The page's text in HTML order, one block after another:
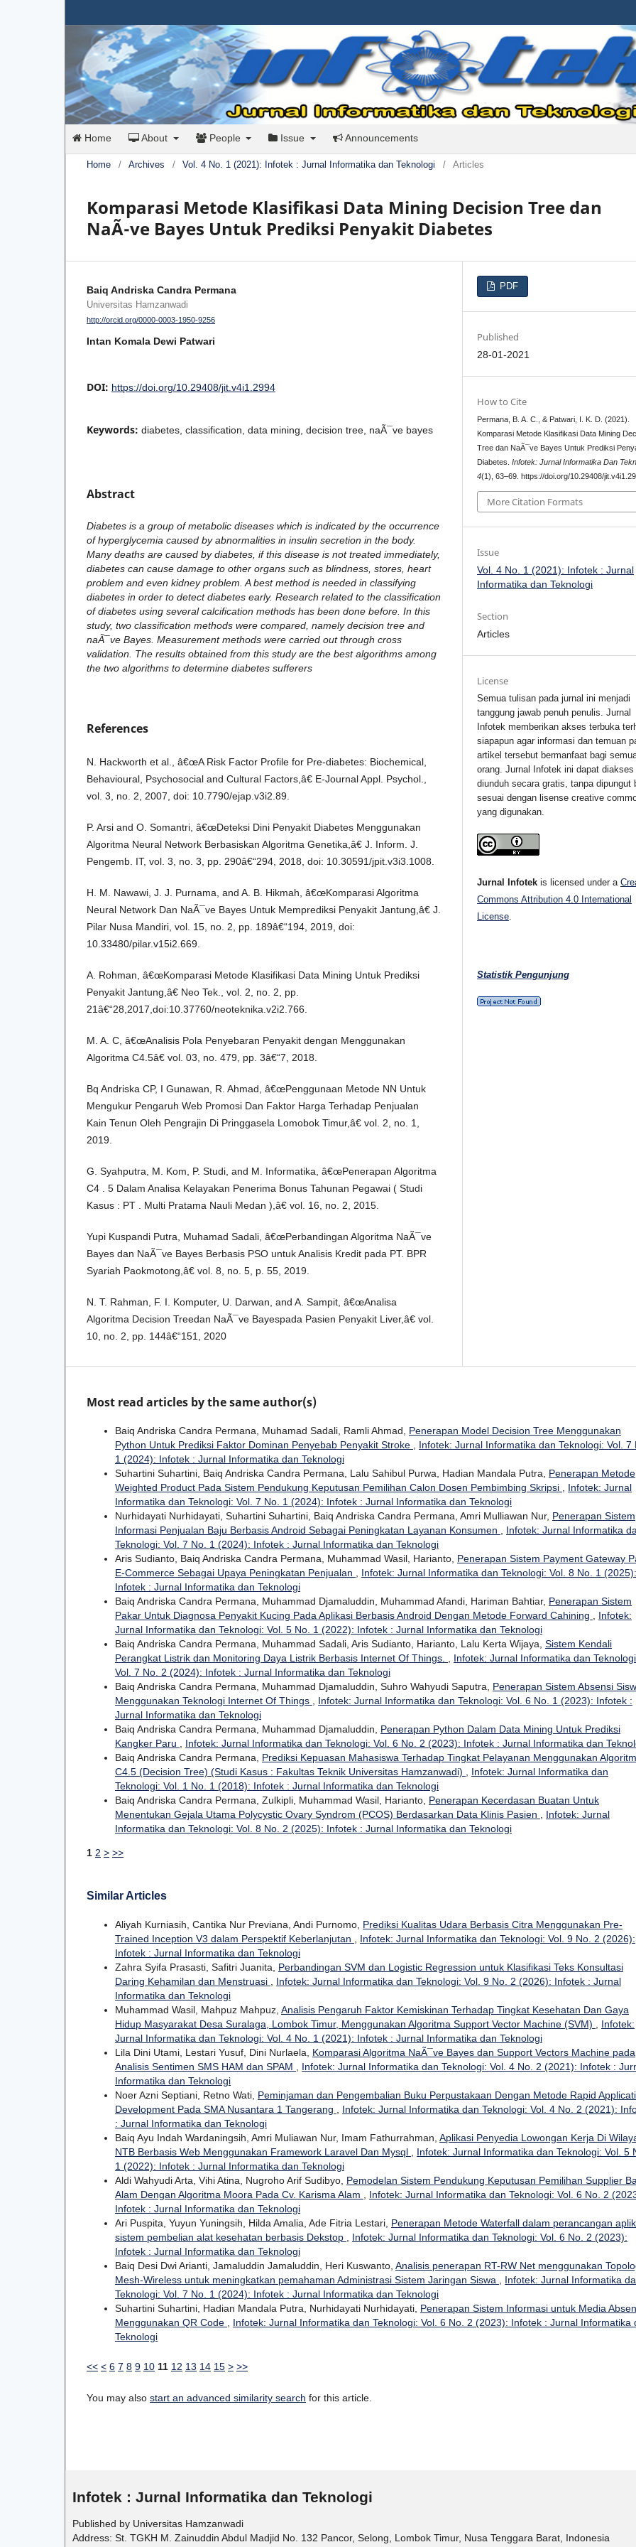
Home About People Issue Announcements
Home / Archives / Vol. 4 No. 1 (2021): Infotek : Jurnal Informatika dan Teknologi / Articles
Komparasi Metode Klasifikasi Data Mining Decision Tree dan
NaÃ¯ve Bayes Untuk Prediksi Penyakit Diabetes
Baiq Andriska Candra Permana
Universitas Hamzanwadi
http://orcid.org/0000-0003-1950-9256
Intan Komala Dewi Patwari
DOI: https://doi.org/10.29408/jit.v4i1.2994
Keywords: diabetes, classification, data mining, decision tree, naÃ¯ve bayes
Abstract
Diabetes is a group of metabolic diseases which is indicated by the occurrence
of hyperglycemia caused by abnormalities in insulin secretion in the body.
Many deaths are caused by diabetes, if this disease is not treated immediately,
diabetes can cause damage to other organs such as blindness, stores, heart
problem and even kidney problem. A best method is needed in classifying
diabetes in order to detect diabetes early. Research related to the classification
of diabetes using several calcification methods has been done before. In this
study, two classification methods were compared, namely decision tree and
naÃ¯ve Bayes. Measurement methods were carried out through cross
validation. The results obtained from this study are the best algorithms among
the two algorithms to determine diabetes sufferers
References
N. Hackworth et al., â€œA Risk Factor Profile for Pre-diabetes: Biochemical,
Behavioural, Psychosocial and Cultural Factors,â€ E-Journal Appl. Psychol.,
vol. 3, no. 2, 2007, doi: 10.7790/ejap.v3i2.89.
P. Arsi and O. Somantri, â€œDeteksi Dini Penyakit Diabetes Menggunakan
Algoritma Neural Network Berbasiskan Algoritma Genetika,â€ J. Inform. J.
Pengemb. IT, vol. 3, no. 3, pp. 290â€“294, 2018, doi: 10.30591/jpit.v3i3.1008.
H. M. Nawawi, J. J. Purnama, and A. B. Hikmah, â€œKomparasi Algoritma
Neural Network Dan NaÃ¯ve Bayes Untuk Memprediksi Penyakit Jantung,â€ J.
Pilar Nusa Mandiri, vol. 15, no. 2, pp. 189â€“194, 2019, doi:
10.33480/pilar.v15i2.669.
A. Rohman, â€œKomparasi Metode Klasifikasi Data Mining Untuk Prediksi
Penyakit Jantung,â€ Neo Tek., vol. 2, no. 2, pp.
21â€“28,2017,doi:10.37760/neoteknika.v2i2.766.
M. A. C, â€œAnalisis Pola Penyebaran Penyakit dengan Menggunakan
Algoritma C4.5â€ vol. 03, no. 479, pp. 3â€“7, 2018.
Bq Andriska CP, I Gunawan, R. Ahmad, â€œPenggunaan Metode NN Untuk
Mengukur Pengaruh Web Promosi Dan Faktor Harga Terhadap Penjualan
Kain Tenun Oleh Pengrajin Di Pringgasela Lomobok Timur,â€ vol. 2, no. 1,
2019.
G. Syahputra, M. Kom, P. Studi, and M. Informatika, â€œPenerapan Algoritma
C4 . 5 Dalam Analisa Kelayakan Penerima Bonus Tahunan Pegawai ( Studi
Kasus : PT . Multi Pratama Nauli Medan ),â€ vol. 16, no. 2, 2015.
Yupi Kuspandi Putra, Muhamad Sadali, â€œPerbandingan Algoritma NaÃ¯ve
Bayes dan NaÃ¯ve Bayes Berbasis PSO untuk Analisis Kredit pada PT. BPR
Syariah Paokmotong,â€ vol. 8, no. 5, p. 55, 2019.
N. T. Rahman, F. I. Komputer, U. Darwan, and A. Sampit, â€œAnalisa
Algoritma Decision Treedan NaÃ¯ve Bayespada Pasien Penyakit Liver,â€ vol.
10, no. 2, pp. 144â€“151, 2020
PDF
Published
28-01-2021
How to Cite
Permana, B. A. C., & Patwari, I. K. D. (2021).
Komparasi Metode Klasifikasi Data Mining
Tree dan NaÃ¯ve Bayes Untuk Prediksi
Diabetes.Infotek: Jurnal Informatika Dan
4(1), 63–69. https://doi.org/10.29408/
More Citation Formats
Issue
Vol. 4 No. 1 (2021): Infotek : Jurnal
Informatika dan Teknologi
Section
Articles
License
Semua tulisan pada jurnal ini menjadi
tanggung jawab penuh penulis. Jurnal
Infotek memberikan akses terbuka
siapapun agar informasi dan temuan
artikel tersebut bermanfaat bagi
orang. Jurnal Infotek ini dapat diakses
diunduh secara gratis, tanpa dipungut
sesuai dengan lisense creative
yang digunakan.
Jurnal Infotek is licensed under a
Commons Attribution 4.0 International
License
Statistik Pengunjung
Most read articles by the same author(s)
Baiq Andriska Candra Permana, Muhamad Sadali, Ramli Ahmad, Penerapan Model Decision Tree Menggunakan
Python Untuk Prediksi Faktor Dominan Penyebab Penyakit Stroke , Infotek: Jurnal Informatika dan Teknologi: Vol. 7
1 (2024): Infotek : Jurnal Informatika dan Teknologi
Suhartini Suhartini, Baiq Andriska Candra Permana, Lalu Sahibul Purwa, Hadian Mandala Putra, Penerapan Metode
Weighted Product Pada Sistem Pendukung Keputusan Pemilihan Calon Dosen Pembimbing Skripsi , Infotek: Jurnal
Informatika dan Teknologi: Vol. 7 No. 1 (2024): Infotek : Jurnal Informatika dan Teknologi
Nurhidayati Nurhidayati, Suhartini Suhartini, Baiq Andriska Candra Permana, Amri Mulliawan Nur, Penerapan Sistem
Informasi Penjualan Baju Berbasis Android Sebagai Peningkatan Layanan Konsumen , Infotek: Jurnal Informatika
Teknologi: Vol. 7 No. 1 (2024): Infotek : Jurnal Informatika dan Teknologi
Aris Sudianto, Baiq Andriska Candra Permana, Muhammad Wasil, Harianto, Penerapan Sistem Payment Gateway
E-Commerce Sebagai Upaya Peningkatan Penjualan , Infotek: Jurnal Informatika dan Teknologi: Vol. 8 No. 1 (2025):
Infotek : Jurnal Informatika dan Teknologi
Baiq Andriska Candra Permana, Muhammad Djamaluddin, Muhammad Afandi, Hariman Bahtiar, Penerapan Sistem
Pakar Untuk Diagnosa Penyakit Kucing Pada Aplikasi Berbasis Android Dengan Metode Forward Cahining , Infotek:
Jurnal Informatika dan Teknologi: Vol. 5 No. 1 (2022): Infotek : Jurnal Informatika dan Teknologi
Baiq Andriska Candra Permana, Muhammad Sadali, Aris Sudianto, Harianto, Lalu Kerta Wijaya, Sistem Kendali
Perangkat Listrik dan Monitoring Daya Listrik Berbasis Internet Of Things. , Infotek: Jurnal Informatika dan
Vol. 7 No. 2 (2024): Infotek : Jurnal Informatika dan Teknologi
Baiq Andriska Candra Permana, Muhammad Djamaluddin, Suhro Wahyudi Saputra, Penerapan Sistem Absensi
Menggunakan Teknologi Internet Of Things , Infotek: Jurnal Informatika dan Teknologi: Vol. 6 No. 1 (2023): Infotek :
Jurnal Informatika dan Teknologi
Baiq Andriska Candra Permana, Muhammad Djamaluddin, Penerapan Python Dalam Data Mining Untuk Prediksi
Kangker Paru , Infotek: Jurnal Informatika dan Teknologi: Vol. 6 No. 2 (2023): Infotek : Jurnal Informatika dan
Baiq Andriska Candra Permana, Prediksi Kepuasan Mahasiswa Terhadap Tingkat Pelayanan Menggunakan
C4.5 (Decision Tree) (Studi Kasus : Fakultas Teknik Universitas Hamzanwadi) , Infotek: Jurnal Informatika dan
Teknologi: Vol. 1 No. 1 (2018): Infotek : Jurnal Informatika dan Teknologi
Baiq Andriska Candra Permana, Zulkipli, Muhammad Wasil, Harianto, Penerapan Kecerdasan Buatan Untuk
Menentukan Gejala Utama Polycystic Ovary Syndrom (PCOS) Berdasarkan Data Klinis Pasien , Infotek: Jurnal
Informatika dan Teknologi: Vol. 8 No. 2 (2025): Infotek : Jurnal Informatika dan Teknologi
1 2 > >>
Similar Articles
Aliyah Kurniasih, Cantika Nur Previana, Andi Purnomo, Prediksi Kualitas Udara Berbasis Citra Menggunakan Pre-
Trained Inception V3 dalam Perspektif Keberlanjutan , Infotek: Jurnal Informatika dan Teknologi: Vol. 9 No. 2 (2026):
Infotek : Jurnal Informatika dan Teknologi
Zahra Syifa Prasasti, Safitri Juanita, Perbandingan SVM dan Logistic Regression untuk Klasifikasi Teks Konsultasi
Daring Kehamilan dan Menstruasi , Infotek: Jurnal Informatika dan Teknologi: Vol. 9 No. 2 (2026): Infotek : Jurnal
Informatika dan Teknologi
Muhammad Wasil, Mahpuz Mahpuz, Analisis Pengaruh Faktor Kemiskinan Terhadap Tingkat Kesehatan Dan Gaya
Hidup Masyarakat Desa Suralaga, Lombok Timur, Menggunakan Algoritma Support Vector Machine (SVM) , Infotek:
Jurnal Informatika dan Teknologi: Vol. 4 No. 1 (2021): Infotek : Jurnal Informatika dan Teknologi
Lila Dini Utami, Lestari Yusuf, Dini Nurlaela, Komparasi Algoritma NaÃ¯ve Bayes dan Support Vectors Machine pada
Analisis Sentimen SMS HAM dan SPAM , Infotek: Jurnal Informatika dan Teknologi: Vol. 4 No. 2 (2021): Infotek :
Informatika dan Teknologi
Noer Azni Septiani, Retno Wati, Peminjaman dan Pengembalian Buku Perpustakaan Dengan Metode Rapid
Development Pada SMA Nusantara 1 Tangerang , Infotek: Jurnal Informatika dan Teknologi: Vol. 4 No. 2 (2021):
: Jurnal Informatika dan Teknologi
Baiq Ayu Indah Wardaningsih, Amri Muliawan Nur, Imam Fathurrahman, Aplikasi Penyedia Lowongan Kerja Di
NTB Berbasis Web Menggunakan Framework Laravel Dan Mysql , Infotek: Jurnal Informatika dan Teknologi: Vol. 5
1 (2022): Infotek : Jurnal Informatika dan Teknologi
Aldi Wahyudi Arta, Vihi Atina, Nugroho Arif Sudibyo, Pemodelan Sistem Pendukung Keputusan Pemilihan Supplier
Alam Dengan Algoritma Moora Pada Cv. Karisma Alam , Infotek: Jurnal Informatika dan Teknologi: Vol. 6 No. 2
Infotek : Jurnal Informatika dan Teknologi
Ari Puspita, Yuyun Yuningsih, Hilda Amalia, Ade Fitria Lestari, Penerapan Metode Waterfall dalam perancangan
sistem pembelian alat kesehatan berbasis Dekstop , Infotek: Jurnal Informatika dan Teknologi: Vol. 6 No. 2 (2023):
Infotek : Jurnal Informatika dan Teknologi
Baiq Desi Dwi Arianti, Jamaluddin Jamaluddin, Heri Kuswanto, Analisis penerapan RT-RW Net menggunakan
Mesh-Wireless untuk meningkatkan pemahaman Administrasi Sistem Jaringan Siswa , Infotek: Jurnal Informatika
Teknologi: Vol. 7 No. 1 (2024): Infotek : Jurnal Informatika dan Teknologi
Suhartini Suhartini, Hadian Mandala Putra, Nurhidayati Nurhidayati, Penerapan Sistem Informasi untuk Media
Menggunakan QR Code , Infotek: Jurnal Informatika dan Teknologi: Vol. 6 No. 2 (2023): Infotek : Jurnal Informatika
Teknologi
<< < 6 7 8 9 10 11 12 13 14 15 > >>
You may also start an advanced similarity search for this article.
Infotek : Jurnal Informatika dan Teknologi
Published by Universitas Hamzanwadi
Address: St. TGKH M. Zainuddin Abdul Madjid No. 132 Pancor, Selong, Lombok Timur, Nusa Tenggara Barat, Indonesia